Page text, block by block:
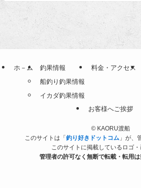
ホ－ム
釣果情報
船釣り釣果情報
イカダ釣果情報
料金・アクセス
お客様へご挨拶
©KAORU渡船
このサイトは「釣り好きドットコム 」が、
このサイトに掲載しているロゴ
管理者の許可なく無断で転載・転用